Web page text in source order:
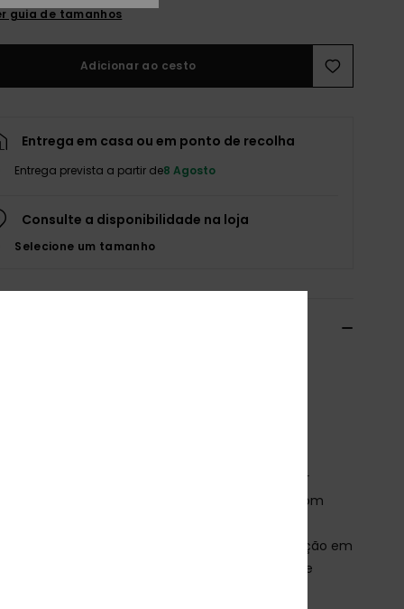
guia de tamanhos
Adicionar ao cesto
Entrega em casa ou em ponto de recolha
Entrega prevista a partir de8 Agosto
Consulte a disponibilidade na loja
Selecione um tamanho
Parte superior de pele sintética e poliéster
Palmilha moldada EVA com contorno com
Sola exterior TPR reciclada para tração em
molhadas e secas com arte Roxy heritage